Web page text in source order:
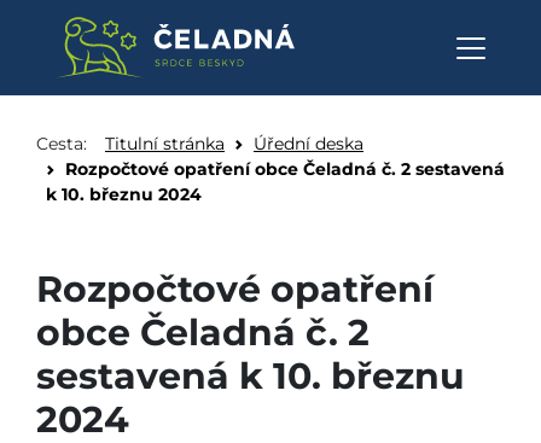
Cesta: Titulní stránka
Úřední deska
Rozpočtové opatření obce Čeladná č. 2 sestavená
k 10. březnu 2024
Rozpočtové opatření
obce Čeladná č. 2
sestavená k 10. březnu
2024